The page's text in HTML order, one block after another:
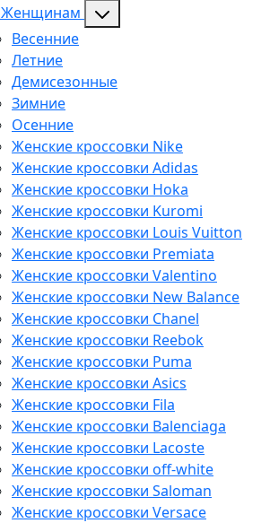
Женщинам
Весенние
Летние
Демисезонные
Зимние
Осенние
Женские кроссовки Nike
Женские кроссовки Adidas
Женские кроссовки Hoka
Женские кроссовки Kuromi
Женские кроссовки Louis Vuitton
Женские кроссовки Premiata
Женские кроссовки Valentino
Женские кроссовки New Balance
Женские кроссовки Chanel
Женские кроссовки Reebok
Женские кроссовки Puma
Женские кроссовки Asics
Женские кроссовки Fila
Женские кроссовки Balenciaga
Женские кроссовки Lacoste
Женские кроссовки off-white
Женские кроссовки Saloman
Женские кроссовки Versace